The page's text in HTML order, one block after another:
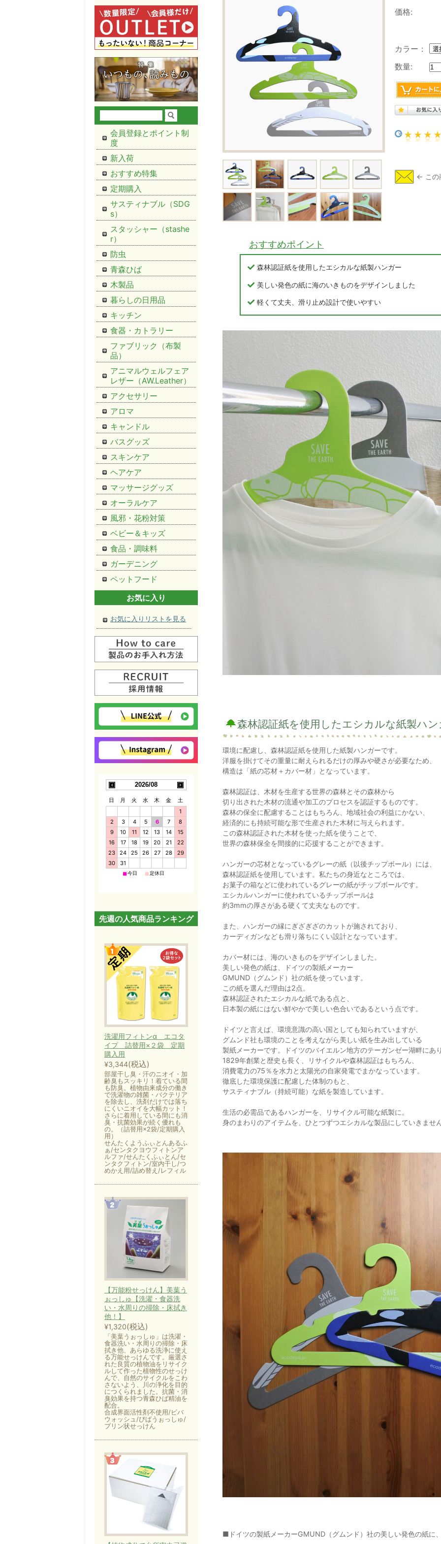
価格:
カラー：
数量:
おすすめポイント
森林認証紙を使用したエシカルな紙製ハンガー
美しい発色の紙に海のいきものをデザインしました
軽くて丈夫、滑り止め設計で使いやすい
森林認証紙を使用したエシカルな紙製ハ
環境に配慮し、森林認証紙を使用した紙製ハンガーです。
洋服を掛けてその重量に耐えられるだけの厚みや硬さが必要なため、
構造は「紙の芯材＋カバー材」となっています。
森林認証は、木材を生産する世界の森林とその森林から
切り出された木材の流通や加工のプロセスを認証するものです。
森林の保全に配慮することはもちろん、地域社会の利益にかない、
経済的にも持続可能な形で生産された木材に与えられます。
この森林認証された木材を使った紙を使うことで、
世界の森林保全を間接的に応援することができます。
ハンガーの芯材となっているグレーの紙（以後チップボール）には、
森林認証紙を使用しています。私たちの身近なところでは、
お菓子の箱などに使われているグレーの紙がチップボールです。
エシカルハンガーに使われているチップボールは
約3mmの厚さがある硬くて丈夫なものです。
また、ハンガーの縁にぎざぎざのカットが施されており、
カーディガンなども滑り落ちにくい設計となっています。
カバー材には、海のいきものをデザインしました。
美しい発色の紙は、ドイツの製紙メーカー
GMUND（グムンド）社の紙を使っています。
この紙を選んだ理由は2点。
森林認証されたエシカルな紙である点と、
日本製の紙にはない鮮やかで美しい色合いであるという点です。
ドイツと言えば、環境意識の高い国としても知られていますが、
グムンド社も環境のことを考えながら美しい紙を生み出している
製紙メーカーです。ドイツのバイエルン地方のテーガンゼー湖畔にあ
1829年創業と歴史も長く、リサイクルや森林認証はもちろん、
消費電力の75％を水力と太陽光の自家発電でまかなっています。
徹底した環境保護に配慮した体制のもと、
サスティナブル（持続可能）な紙を製造しています。
生活の必需品であるハンガーを、リサイクル可能な紙製に。
身のまわりのアイテムを、ひとつずつエシカルな製品にしていきませ
■ドイツの製紙メーカーGMUND（グムンド）社の美しい発色の紙に
会員登録とポイント制
度
新入荷
おすすめ特集
定期購入
サスティナブル（SDG
s）
スタッシャー（stashe
r）
防虫
青森ひば
木製品
暮らしの日用品
キッチン
食器・カトラリー
ファブリック（布製
品）
アニマルウェルフェア
レザー（AW.Leather）
アクセサリー
アロマ
キャンドル
バスグッズ
スキンケア
ヘアケア
マッサージグッズ
オーラルケア
風邪・花粉対策
ベビー＆キッズ
食品・調味料
ガーデニング
ペットフード
お気に入り
お気に入りリストを見る
2026/08
日 月 火 水 木 金
土
1
2
3 4 5 6 7
8
9
10 11 12 13 14
15
16
17 18 19 20 21
22
23
24 25 26 27 28
29
30
31
■今日 ■定休日
先週の人気商品ランキング
洗濯用フィトンα エコタ
イプ 詰替用×２袋 定期
購入用
¥3,344(税込)
部屋干し臭・汗のニオイ・加
齢臭もスッキリ！着ている間
も防臭。植物由来成分の働き
で洗濯物の雑菌・バクテリア
を除去し、洗剤だけでは落ち
にくいニオイを大幅カット！
さらに着用している間にも消
臭・抗菌効果が続く優れも
の。（詰替用×2袋/定期購入
用）
せんたくようふぃとんあるふ
ぁ/センタクヨウフィトンア
ルファ/せんたくふぃとん/セ
ンタクフィトン/室内干し/つ
めかえ用/詰め替え/レフィル
【万能粉せっけん】美葉う
ぉっしゅ【洗濯・食器洗
い・水周りの掃除・床拭き
他！】
¥1,320(税込)
「美葉うぉっしゅ」は洗濯・
食器洗い・水周りの掃除・床
拭き他、あらゆる洗浄に使え
る万能せっけんです。厳選さ
れた良質の植物油をリサイク
ルして作った植物性のせっけ
んで、自然のサイクルをこわ
さないよう、川の浄化を目的
につくられました。抗菌・消
臭効果を持つ青森ひば精油を
配合。
合成界面活性剤不使用/ビバ
ウォッシュ/びばうぉっしゅ/
プリン状せっけん